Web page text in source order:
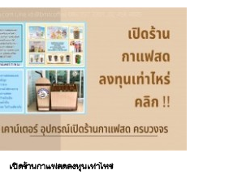
เปิดร้านกาแฟสดลงทุนเท่าไหร่